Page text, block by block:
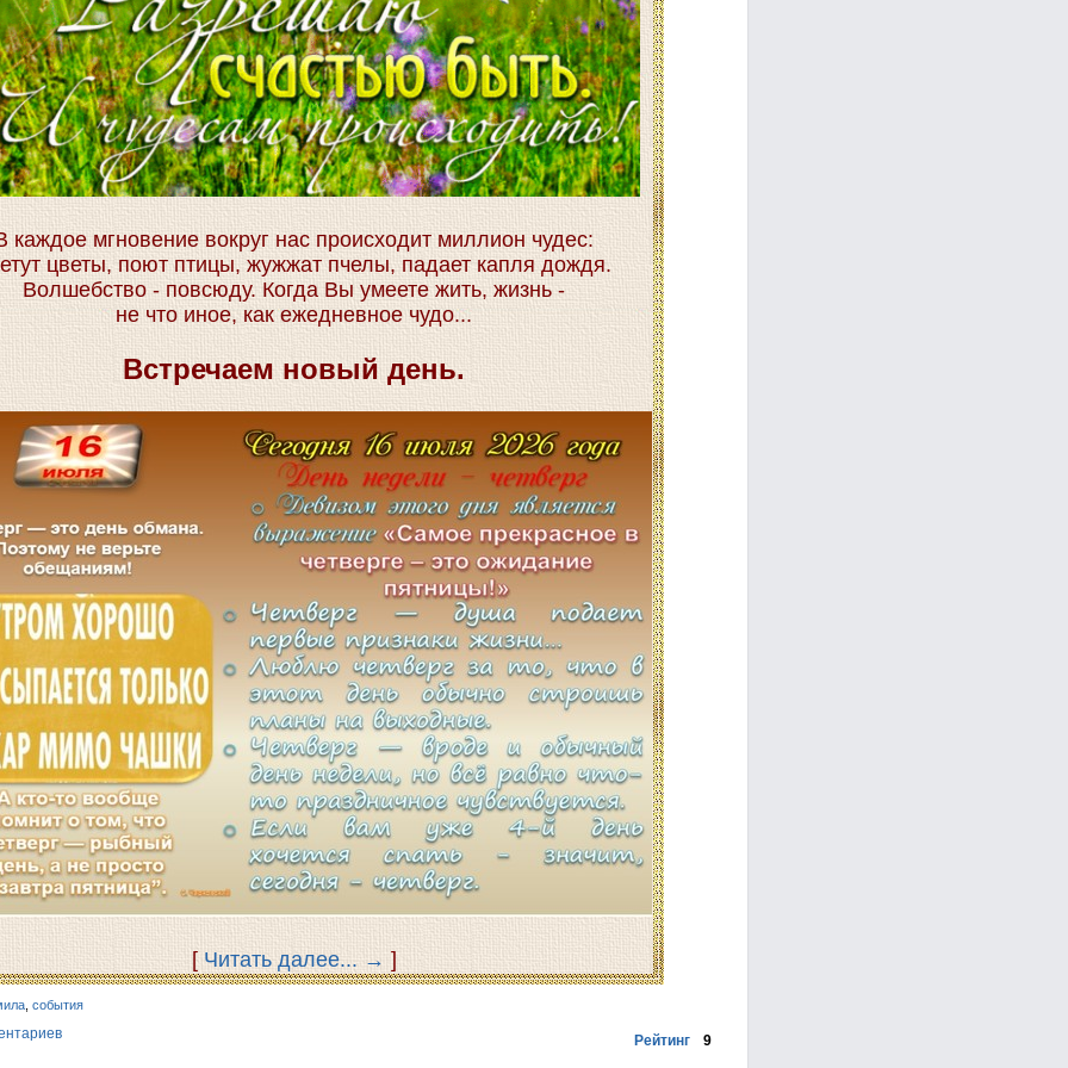
каждое мгновение вокруг нас происходит миллион чудес:
цветы, поют птицы, жужжат пчелы, падает капля дождя.
Волшебство - повсюду. Когда Вы умеете жить, жизнь -
не что иное, как ежедневное чудо...
Встречаем новый день.
[ Читать далее... → ]
, события
Рейтинг 9